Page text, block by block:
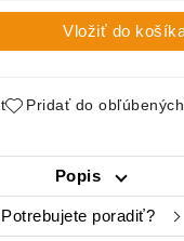
Pridať do obľúbených
Popis
Potrebujete poradiť?